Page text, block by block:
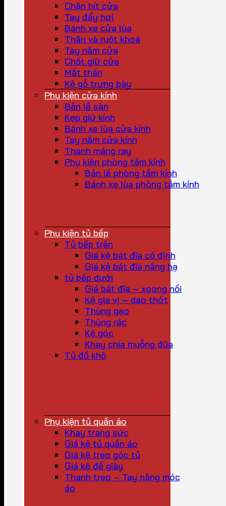
Chặn hít cửa
Tay đẩy hơi
Bánh xe cửa lùa
Thân và ruột khoá
Tay nắm cửa
Chốt giữ cửa
Mắt thần
Kệ gỗ trưng bày
Phụ kiện cửa kính
Bản lề sàn
Kẹp giữ kính
Bánh xe lùa cửa kính
Tay nắm cửa kính
Thanh máng ray
Phụ kiện phòng tắm kính
Bản lề phòng tắm kính
Bánh xe lùa phòng tắm kính
Phụ kiện tủ bếp
Tủ bếp trên
Giá kệ bát đĩa cố định
Giá kệ bát đĩa nâng hạ
tủ bếp dưới
Giá bát đĩa – xoong nồi
Kệ gia vị – dao thớt
Thùng gạo
Thùng rác
Kệ góc
Khay chia muỗng đũa
Tủ đồ khô
Phụ kiện tủ quần áo
Khay trang sức
Giá kệ tủ quần áo
Giá kệ treo góc tủ
Giá kệ để giày
Thanh treo – Tay nâng móc
áo